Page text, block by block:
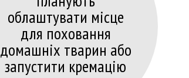
облаштувати місце
для поховання
домашніх тварин або
запустити кремацію